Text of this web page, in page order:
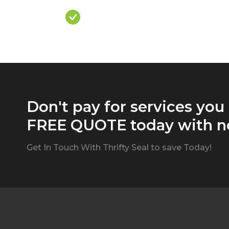
Don't pay for services
FREE QUOTE today with
Get In Touch With Thrifty Seal to save Today!